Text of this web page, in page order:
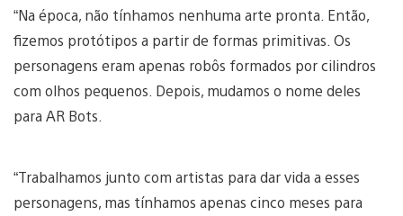
“Na época, não tínhamos nenhuma arte pronta. Então,
fizemos protótipos a partir de formas primitivas. Os
personagens eram apenas robôs formados por cilindros
com olhos pequenos. Depois, mudamos o nome deles
para AR Bots.
“Trabalhamos junto com artistas para dar vida a esses
personagens, mas tínhamos apenas cinco meses para